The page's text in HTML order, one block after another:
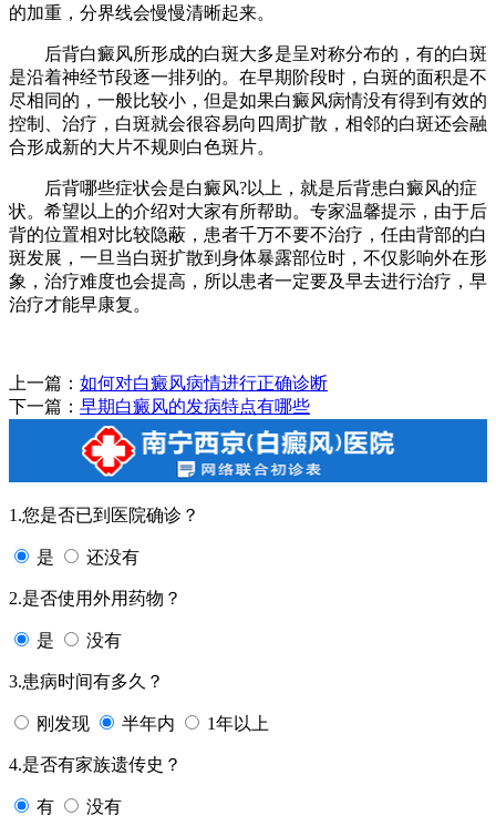
的加重，分界线会慢慢清晰起来。
后背白癜风所形成的白斑大多是呈对称分布的，有的白斑
是沿着神经节段逐一排列的。在早期阶段时，白斑的面积是不
尽相同的，一般比较小，但是如果白癜风病情没有得到有效的
控制、治疗，白斑就会很容易向四周扩散，相邻的白斑还会融
合形成新的大片不规则白色斑片。
后背哪些症状会是白癜风?以上，就是后背患白癜风的症
状。希望以上的介绍对大家有所帮助。专家温馨提示，由于后
背的位置相对比较隐蔽，患者千万不要不治疗，任由背部的白
斑发展，一旦当白斑扩散到身体暴露部位时，不仅影响外在形
象，治疗难度也会提高，所以患者一定要及早去进行治疗，早
治疗才能早康复。
上一篇： 如何对白癜风病情进行正确诊断
下一篇： 早期白癜风的发病特点有哪些
1.您是否已到医院确诊？
是 还没有
2.是否使用外用药物？
是 没有
3.患病时间有多久？
刚发现 半年内 1年以上
4.是否有家族遗传史？
有 没有